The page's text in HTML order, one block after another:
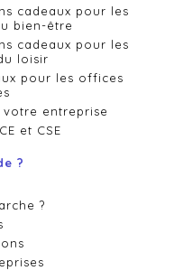
cadeaux pour les
bien-être
cadeaux pour les
loisir
pour les offices
votre entreprise
et CSE
?
?